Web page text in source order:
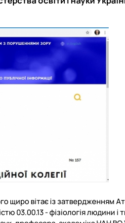
вченою радою факультет…
ветеринарної медицини …
щиро вітає із
03.00.13 - фізіологія людини і